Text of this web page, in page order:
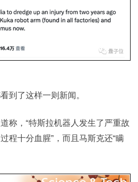
到了这样一则新闻。
称，“特斯拉机器人发生了严重故
程十分血腥”，而且马斯克还“瞒